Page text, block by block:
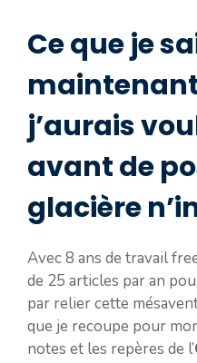
Ce que je
j’aurais
avant de
glacière
Avec 8 ans de travail
de 25 articles par an
par relier cette
que je recoupe pour
notes et les repères de l’